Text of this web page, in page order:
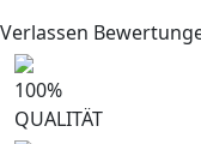
Verlassen
100%
QUALITÄT